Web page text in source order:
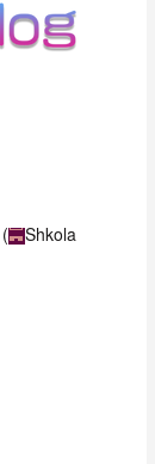
(
Shkola